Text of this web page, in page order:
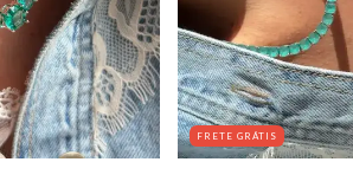
FRETE GRÁTIS